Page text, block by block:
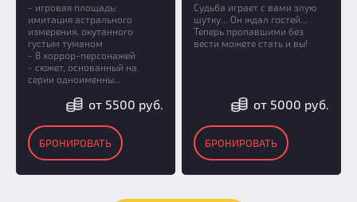
- игровая площадь:
имитация астрального
измерения, окутанного
густым туманом
- 8 хоррор-персонажей
- сюжет, основанный на
серии одноименны...
от 5500 руб.
БРОНИРОВАТЬ
Судьба играет с вами злую
шутку... Он ждал гостей...
Теперь пропавшими без
вести можете стать и вы!
от 5000 руб.
БРОНИРОВАТЬ